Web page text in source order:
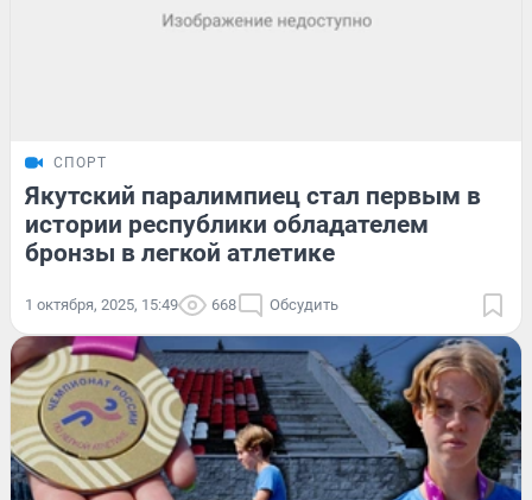
СПОРТ
Якутский паралимпиец стал первым в
истории республики обладателем
бронзы в легкой атлетике
1 октября, 2025, 15:49 668 Обсудить